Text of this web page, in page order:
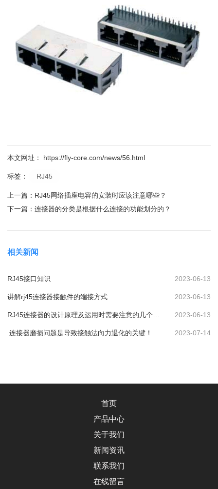
本文网址： https://fly-core.com/news/56.html
标签： RJ45
上一篇： RJ45网络插座电容的安装时应该注意哪些？
下一篇： 连接器的分类是根据什么连接的功能划分的？
相关新闻
2023-06-13
RJ45接口知识
2023-06-13
讲解rj45连接器接触件的端接方式
2023-06-13
RJ45连接器的设计原理及运用时需要注意的几个问
题点 2023-07-14
连接器磨损问题是导致接触法向力退化的关键！
首页
产品中心
关于我们
新闻资讯
联系我们
在线留言